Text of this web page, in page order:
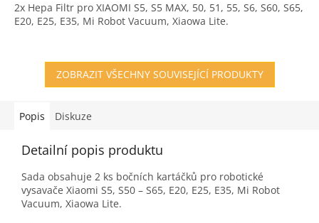
z
5
2x Hepa Filtr pro XIAOMI S5, S5 MAX, 50, 51, 55, S6, S60, S65,
E20, E25, E35, Mi Robot Vacuum, Xiaowa Lite.
ZOBRAZIT VŠECHNY SOUVISEJÍCÍ PRODUKTY
Popis Diskuze
Detailní popis produktu
Sada obsahuje 2 ks bočních kartáčků pro robotické
vysavače Xiaomi S5, S50 – S65, E20, E25, E35, Mi Robot
Vacuum, Xiaowa Lite.